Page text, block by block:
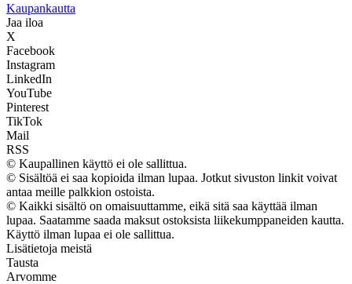
Kaupankautta
Jaa iloa
X
Facebook
Instagram
LinkedIn
YouTube
Pinterest
TikTok
Mail
RSS
© Kaupallinen käyttö ei ole sallittua.
© Sisältöä ei saa kopioida ilman lupaa. Jotkut sivuston linkit voivat
antaa meille palkkion ostoista.
© Kaikki sisältö on omaisuuttamme, eikä sitä saa käyttää ilman
lupaa. Saatamme saada maksut ostoksista liikekumppaneiden kautta.
Käyttö ilman lupaa ei ole sallittua.
Lisätietoja meistä
Tausta
Arvomme